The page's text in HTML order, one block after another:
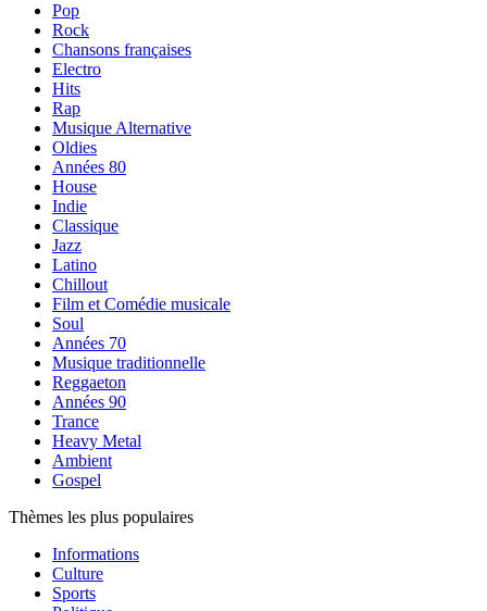
Pop
Rock
Chansons françaises
Electro
Hits
Rap
Musique Alternative
Oldies
Années 80
House
Indie
Classique
Jazz
Latino
Chillout
Film et Comédie musicale
Soul
Années 70
Musique traditionnelle
Reggaeton
Années 90
Trance
Heavy Metal
Ambient
Gospel
Thèmes les plus populaires
Informations
Culture
Sports